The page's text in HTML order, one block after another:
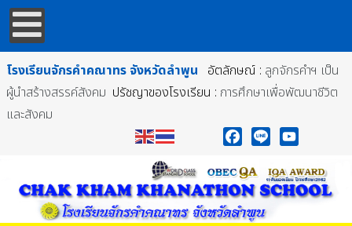
โรงเรียนจักรคำคณาทร จังหวัดลำพูน อัตลักษณ์ : ลูกจักรคำฯ เป็น
ผู้นำสร้างสรรค์สังคม ปรัชญาของโรงเรียน : การศึกษาเพื่อพัฒนาชีวิต
และสังคม